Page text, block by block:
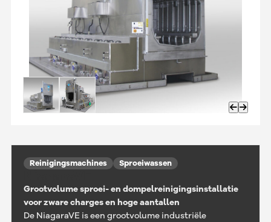
Reinigingsmachines Sproeiwassen
Grootvolume sproei- en dompelreinigingsinstallatie
voor zware charges en hoge aantallen
De NiagaraVE is een grootvolume industriële